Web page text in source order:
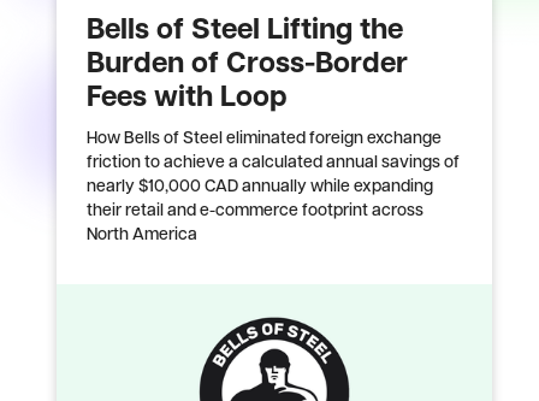
Bells of Steel Lifting the
Burden of Cross-Border
Fees with Loop
How Bells of Steel eliminated foreign exchange
friction to achieve a calculated annual savings of
nearly $10,000 CAD annually while expanding
their retail and e-commerce footprint across
North America